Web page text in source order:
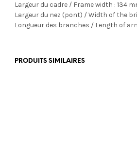
Largeur du cadre / Frame width : 134
Largeur du nez (pont) / Width of the
Longueur des branches / Length of
PRODUITS SIMILAIRES